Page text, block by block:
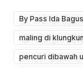
By Pass Ida
maling di
pencuri dibawah